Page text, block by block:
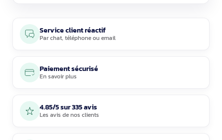
Service client réactif
Parchat, téléphoneouemail
Paiement sécurisé
En savoir plus
4.85/5 sur 335 avis
Les avis de nos clients